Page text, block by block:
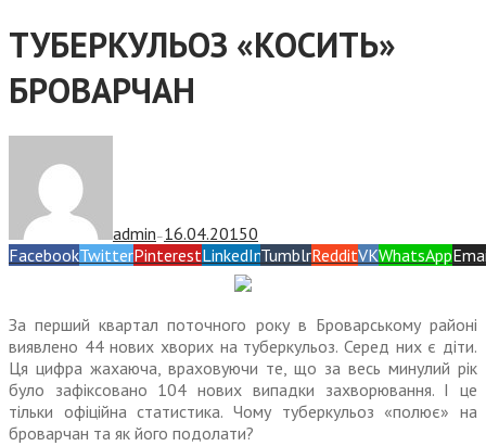
ТУБЕРКУЛЬОЗ «КОСИТЬ»
БРОВАРЧАН
admin — 16.04.20150
FacebookTwitterPinterestLinkedInTumblrRedditVKWhatsApp
За перший квартал поточного року в Броварському районі
виявлено 44 нових хворих на туберкульоз. Серед них є діти.
Ця цифра жахаюча, враховуючи те, що за весь минулий рік
було зафіксовано 104 нових випадки захворювання. І це
тільки офіційна статистика. Чому туберкульоз «полює» на
броварчан та як його подолати?